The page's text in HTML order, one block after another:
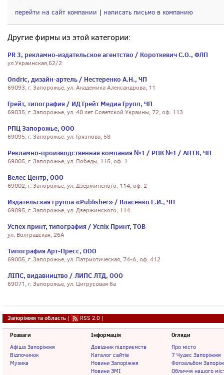
перейти на сайт компании | написать письмо в компанию
Другие фирмы из этой категории:
PR 3, рекламно-издательское агентство / Короткевич С.О., ФЛП
ул.Украинская,62/2
Ondric, дизайн-артель / Нестеренко А.Н., ЧП
69093, г. Запорожье, ул. Академика Александрова, 11
Грейт, типография / ИД Грейт Медиа Групп, ЧП
69035, г. Запорожье, ул. 40 лет Советской Украины, 72, оф. 113
РПЦ Запорожье, ООО
69095, г. Запорожье. ул. Грязнова, 58
Рекламно-производственная компания №1 / РПК №1 / АПТК, ЧП
69005, г. Запорожье, ул. Победы, 115, оф. 1
Велес Центр, ООО
69002, г. Запорожье, ул. Дзержинского, 114, оф. 2
Издательская группа «Publisher» / Власенко Е.И., ЧП
69095, г. Запорожье, ул. Дзержинского, 114
Успех принт, типография / Успіх Принт, ТОВ
ул. Волградская, 26А
Типография Арт-Пресс, ООО
69005, г. Запорожье, ул. Патриотическая, 74-А, оф. 412
ЛІПС, видавництво / ЛИПС ЛТД, ООО
69071, г. Запорожье, ул. Цитрусовая 6а
Запоріжжя та область | RSS 2.0 |
Розваги
Афіша Запоріжжя
Відпочинок
Музика
Інформація
Довідник підприємств
Каталог сайтів
Новини Запоріжжя
Новини ЗМІ
Огляди
Про місто
7 Чудес Запоріжжя
Фотоальбом
Обличчя нашого